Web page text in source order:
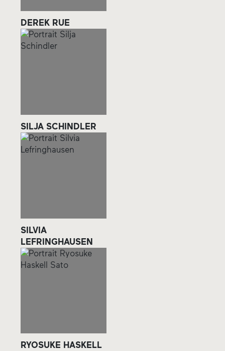
DEREK RUE
SILJA SCHINDLER
SILVIA
LEFRINGHAUSEN
RYOSUKE HASKELL